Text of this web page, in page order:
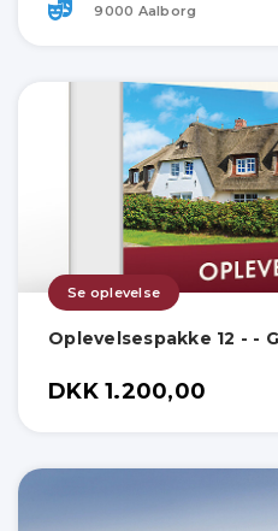
9000 Aalborg
Se oplevelse
Oplevelsespakke 12 - -
DKK 1.200,00